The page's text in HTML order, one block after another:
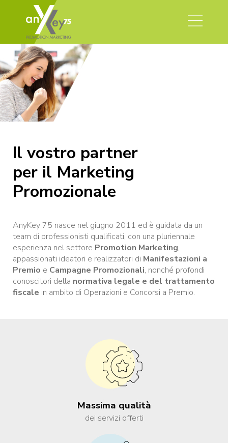
Il vostro partner
per il Marketing
Promozionale
AnyKey 75 nasce nel giugno 2011 ed è guidata da un
team di professionisti qualificati, con una pluriennale
esperienza nel settore Promotion Marketing,
appassionati ideatori e realizzatori di Manifestazioni a
Premio e Campagne Promozionali, nonché profondi
conoscitori della normativa legale e del trattamento
fiscale in ambito di Operazioni e Concorsi a Premio.
Massima qualità
dei servizi offerti